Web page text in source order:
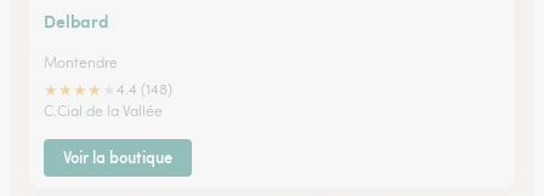
Delbard
Montendre
★★★★
4.4 (148)
C.Cial de la Vallée
Voir la boutique